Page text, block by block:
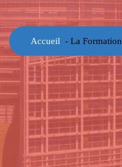
Accueil - La Formation